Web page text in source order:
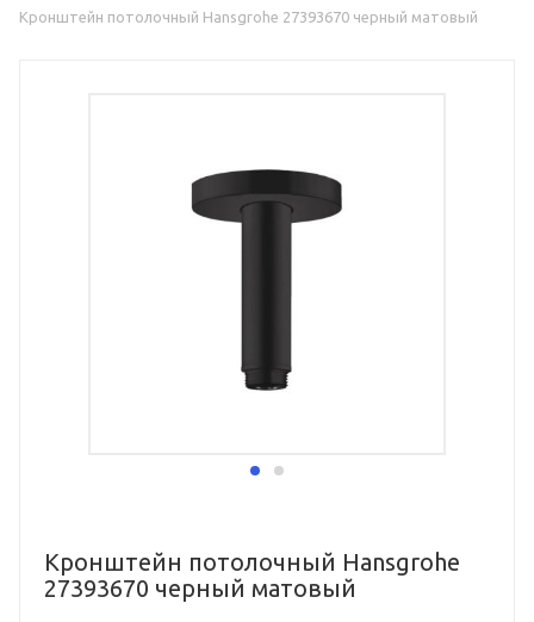
Кронштейн потолочный Hansgrohe 27393670 черный матовый
Кронштейн потолочный Hansgrohe
27393670 черный матовый